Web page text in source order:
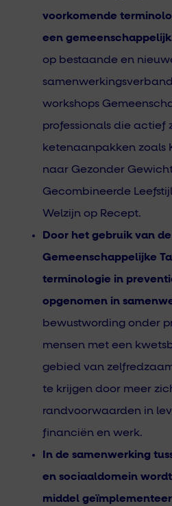
voorkomende
een
op bestaande en
workshops
professionals die actief
ketenaanpakken zoals
naar Gezonder
Gecombineerde
Welzijn op Recept.
Door het gebruik van de
Gemeenschappelijke
terminologie in
opgenomen in
bewustwording onder
mensen met een
gebied van
te krijgen door meer
randvoorwaarden in
financiën en werk.
In de samenwerking
en sociaaldomein
middel